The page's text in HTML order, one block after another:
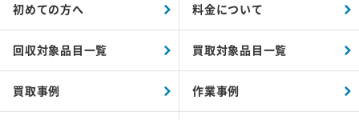
初めての方へ 料金について
回収対象品目一覧 買取対象品目一覧
買取事例 作業事例